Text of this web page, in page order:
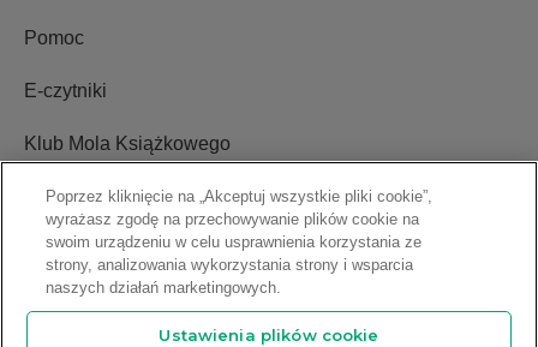
Pomoc
E-czytniki
Klub Mola Książkowego
Ustawienia plików cookie
Blog
Relacje inwestorskie
Poprzez kliknięcie na „Akceptuj wszystkie pliki cookie”,
wyrażasz zgodę na przechowywanie plików cookie na
swoim urządzeniu w celu usprawnienia korzystania ze
strony, analizowania wykorzystania strony i wsparcia
naszych działań marketingowych.
Ustawienia plików cookie